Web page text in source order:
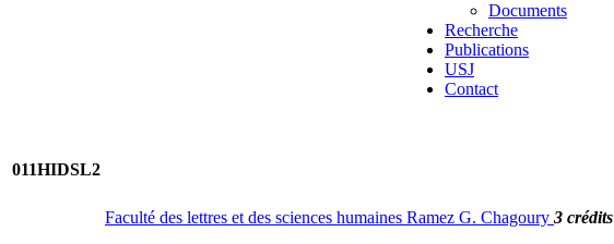
Documents
Recherche
Publications
USJ
Contact
011HIDSL2
Faculté des lettres et des sciences humaines Ramez G. Chagoury 3 crédits